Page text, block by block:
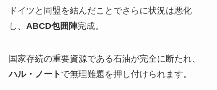
ドイツと同盟を結んだことでさらに状況は悪化
し、 ABCD包囲陣完成。
国家存続の重要資源である石油が完全に断たれ、
ハル・ノート で無理難題を押し付けられます。